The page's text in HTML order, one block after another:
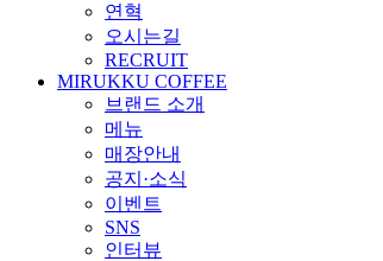
연혁
오시는길
RECRUIT
MIRUKKU COFFEE
브랜드 소개
메뉴
매장안내
공지·소식
이벤트
SNS
인터뷰